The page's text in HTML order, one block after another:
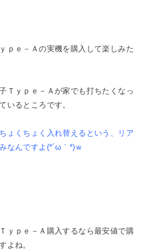
ｐｅ－Ａの実機を購入して楽しみた
Ｔｙｐｅ－Ａが家でも打ちたくなっ
いるところです。
ょくちょく入れ替えるという、リア
なんですよ(*´ω｀*)ｗ
ｙｐｅ－Ａ購入するなら最安値で購
よね。